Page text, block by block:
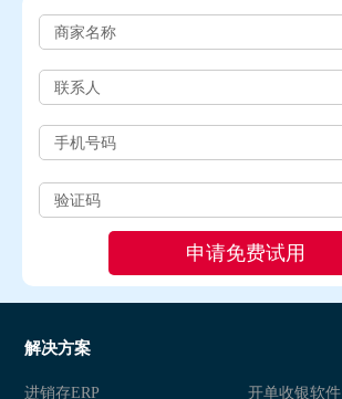
解决方案
进销存ERP 开单收银软件